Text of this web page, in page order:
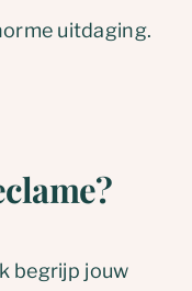
uitdaging.
begrijp jouw